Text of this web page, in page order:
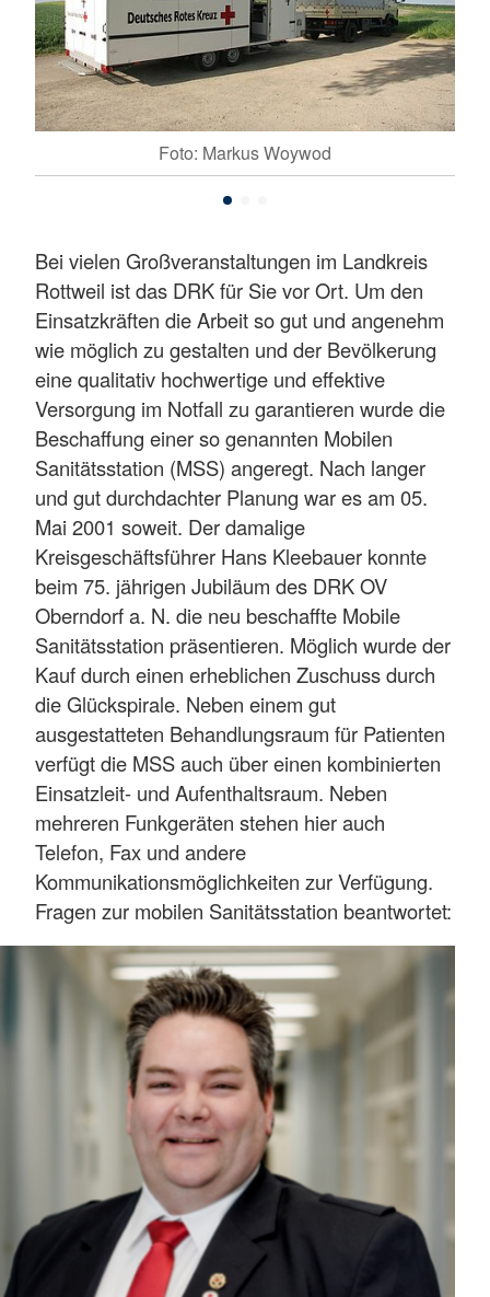
Foto: Markus Woywod
Bei vielen Großveranstaltungen im Landkreis
Rottweil ist das DRK für Sie vor Ort. Um den
Einsatzkräften die Arbeit so gut und angenehm
wie möglich zu gestalten und der Bevölkerung
eine qualitativ hochwertige und effektive
Versorgung im Notfall zu garantieren wurde die
Beschaffung einer so genannten Mobilen
Sanitätsstation (MSS) angeregt. Nach langer
und gut durchdachter Planung war es am 05.
Mai 2001 soweit. Der damalige
Kreisgeschäftsführer Hans Kleebauer konnte
beim 75. jährigen Jubiläum des DRK OV
Oberndorf a. N. die neu beschaffte Mobile
Sanitätsstation präsentieren. Möglich wurde der
Kauf durch einen erheblichen Zuschuss durch
die Glückspirale. Neben einem gut
ausgestatteten Behandlungsraum für Patienten
verfügt die MSS auch über einen kombinierten
Einsatzleit- und Aufenthaltsraum. Neben
mehreren Funkgeräten stehen hier auch
Telefon, Fax und andere
Kommunikationsmöglichkeiten zur Verfügung.
Fragen zur mobilen Sanitätsstation beantwortet: